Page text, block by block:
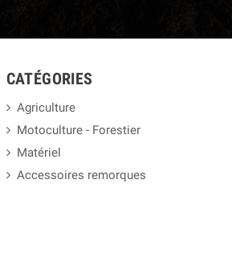
CATÉGORIES
Agriculture
Motoculture - Forestier
Matériel
Accessoires remorques